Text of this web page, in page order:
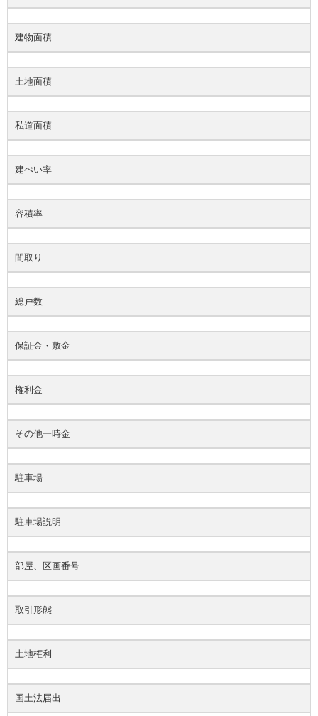
建物面積
土地面積
私道面積
建ぺい率
容積率
間取り
総戸数
保証金・敷金
権利金
その他一時金
駐車場
駐車場説明
部屋、区画番号
取引形態
土地権利
国土法届出